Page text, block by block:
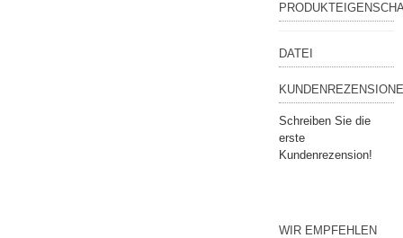
DATEI
Schreiben Sie die
erste
Kundenrezension!
WIR EMPFEHLEN